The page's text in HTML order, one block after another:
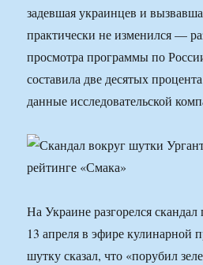
задевшая украинцев и
практически не изменился —
просмотра программы по
составила две десятых
данные исследовательской
На Украине разгорелся скандал
13 апреля в эфире кулинарной
шутку сказал, что «порубил